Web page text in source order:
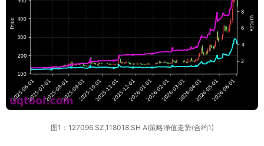
图1：127096.SZ,118018.SH AI策略净值走势(合约1)